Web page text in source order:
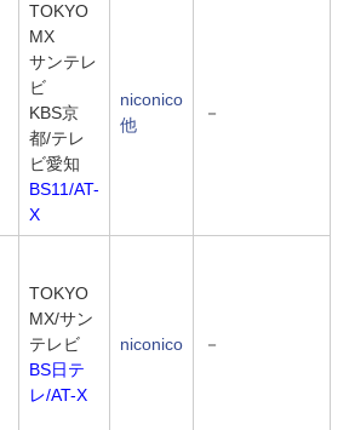
TOKYO
MX
サンテレ
ビ
KBS京
都/テレ
ビ愛知
BS11/AT-
X
niconico
他
－
TOKYO
MX/サン
テレビ
BS日テ
レ/AT-X
niconico －